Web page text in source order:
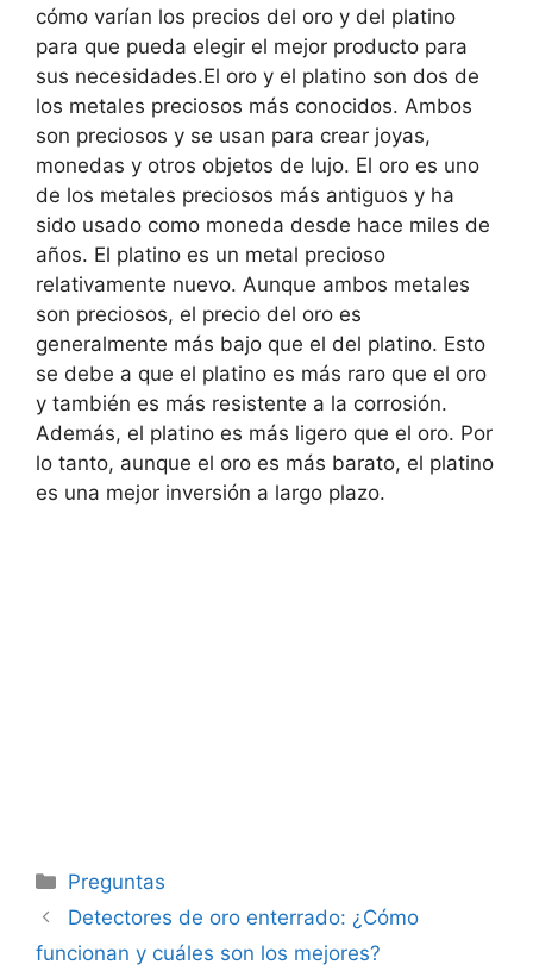
cómo varían los precios del oro y del platino
para que pueda elegir el mejor producto para
sus necesidades.El oro y el platino son dos de
los metales preciosos más conocidos. Ambos
son preciosos y se usan para crear joyas,
monedas y otros objetos de lujo. El oro es uno
de los metales preciosos más antiguos y ha
sido usado como moneda desde hace miles de
años. El platino es un metal precioso
relativamente nuevo. Aunque ambos metales
son preciosos, el precio del oro es
generalmente más bajo que el del platino. Esto
se debe a que el platino es más raro que el oro
y también es más resistente a la corrosión.
Además, el platino es más ligero que el oro. Por
lo tanto, aunque el oro es más barato, el platino
es una mejor inversión a largo plazo.
Categorías
Preguntas
Detectores de oro enterrado: ¿Cómo
funcionan y cuáles son los mejores?